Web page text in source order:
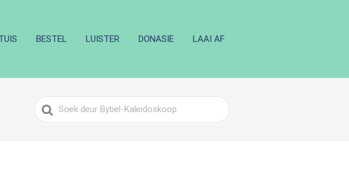
BESTEL LUISTER DONASIE LAAI AF
Search
For